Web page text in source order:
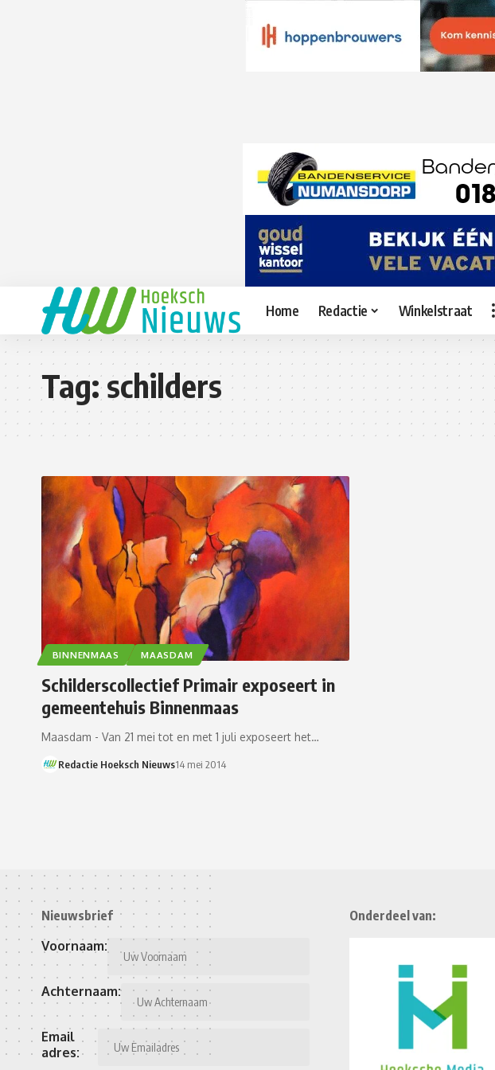
Home Redactie Winkelstraat
Tag:schilders
BINNENMAAS MAASDAM
Schilderscollectief Primair exposeert in
gemeentehuis Binnenmaas
Maasdam - Van 21 mei tot en met 1 juli exposeert het…
Redactie Hoeksch Nieuws14 mei 2014
Nieuwsbrief
Voornaam:
Achternaam:
Email
adres:
Onderdeel van: